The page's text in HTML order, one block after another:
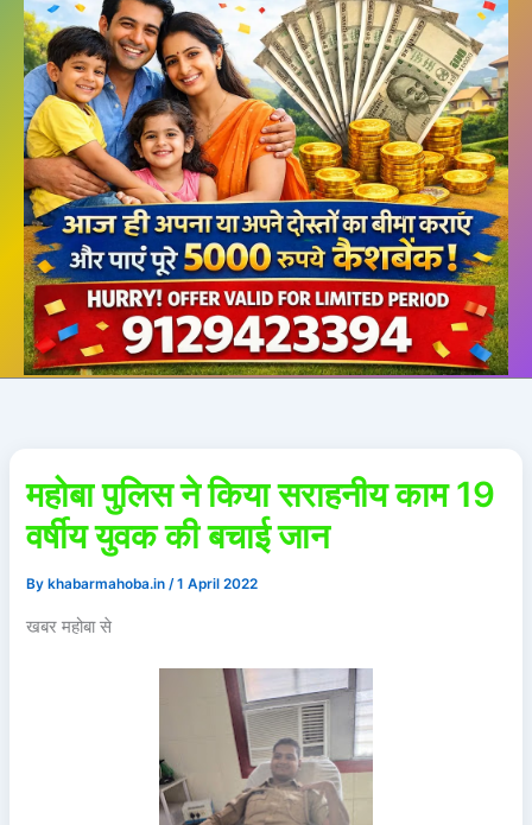
महोबा पुलिस ने किया सराहनीय काम 19
वर्षीय युवक की बचाई जान
By khabarmahoba.in/1 April 2022
खबर महोबा से